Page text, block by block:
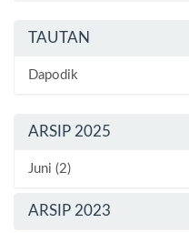
TAUTAN
Dapodik
ARSIP 2025
Juni (2)
ARSIP 2023